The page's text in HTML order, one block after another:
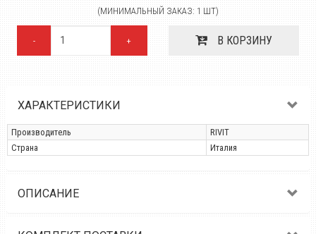
(МИНИМАЛЬНЫЙ ЗАКАЗ: 1 ШТ)
- + В КОРЗИНУ
ХАРАКТЕРИСТИКИ
Производитель
RIVIT
Страна
Италия
ОПИСАНИЕ